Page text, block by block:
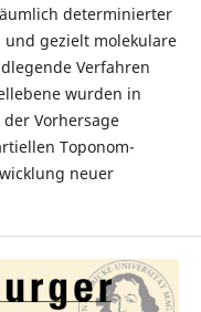
determinierter
und gezielt molekulare
Verfahren
wurden in
Vorhersage
Toponom-
neuer